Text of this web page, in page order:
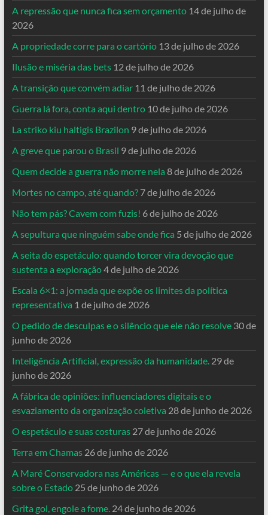
A repressão que nunca fica sem orçamento 14 de julho de
2026
A propriedade corre para o cartório 13 de julho de 2026
Ilusão e miséria das bets 12 de julho de 2026
A transição que convém adiar 11 de julho de 2026
Guerra lá fora, conta aqui dentro 10 de julho de 2026
La striko kiu haltigis Brazilon 9 de julho de 2026
A greve que parou o Brasil 9 de julho de 2026
Quem decide a guerra não morre nela 8 de julho de 2026
Mortes no campo, até quando? 7 de julho de 2026
Não tem pás? Cavem com fuzis! 6 de julho de 2026
A sepultura que ninguém sabe onde fica 5 de julho de 2026
A seita do espetáculo: quando torcer vira devoção que
sustenta a exploração4 de julho de 2026
Escala 6×1: a jornada que expõe os limites da política
representativa 1 de julho de 2026
O pedido de desculpas e o silêncio que ele não resolve 30 de
junho de 2026
Inteligência Artificial, expressão da humanidade. 29 de
junho de 2026
A fábrica de opiniões: influenciadores digitais e o
esvaziamento da organização coletiva 28 de junho de 2026
O espetáculo e suas costuras 27 de junho de 2026
Terra em Chamas 26 de junho de 2026
A Maré Conservadora nas Américas — e o que ela revela
sobre o Estado 25 de junho de 2026
Grita gol, engole a fome. 24 de junho de 2026